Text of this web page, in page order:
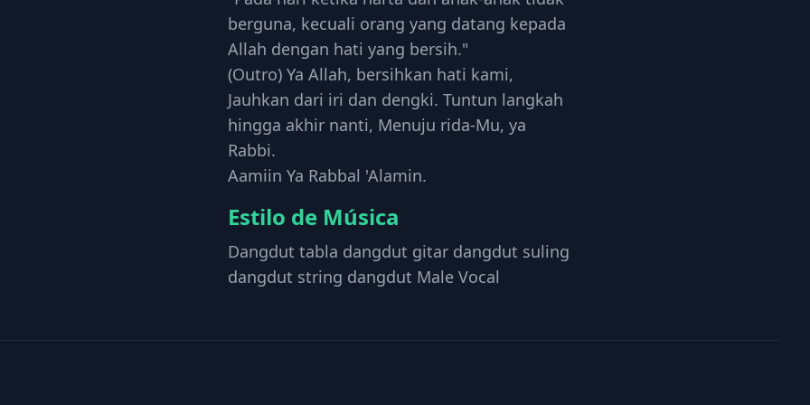
berguna, kecuali orang yang datang kepada
Allah dengan hati yang bersih."
(Outro) Ya Allah, bersihkan hati kami,
Jauhkan dari iri dan dengki. Tuntun langkah
hingga akhir nanti, Menuju rida-Mu, ya
Rabbi.
Aamiin Ya Rabbal 'Alamin.
Estilo de Música
Dangdut tabla dangdut gitar dangdut suling
dangdut string dangdut Male Vocal